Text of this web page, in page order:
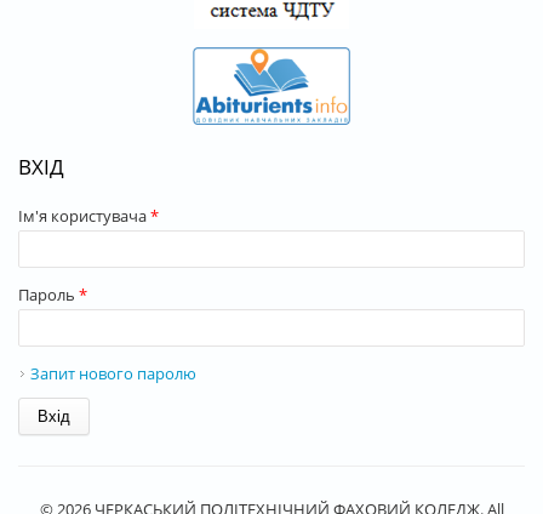
ВХІД
Ім'я користувача*
Пароль *
Запит нового паролю
© 2026 ЧЕРКАСЬКИЙ ПОЛІТЕХНІЧНИЙ ФАХОВИЙ КОЛЕДЖ. All